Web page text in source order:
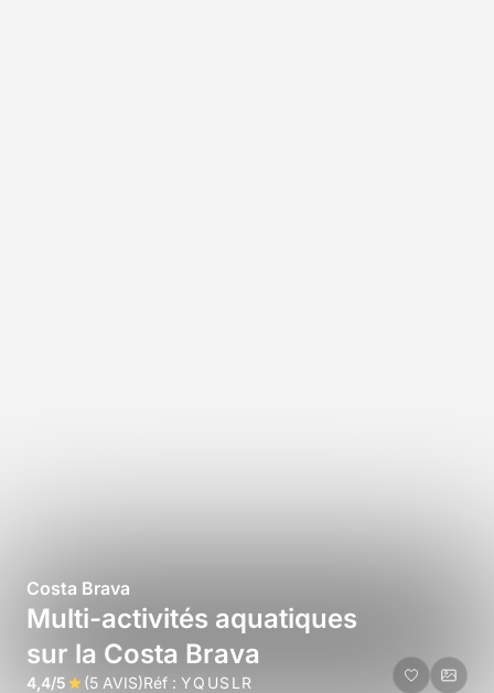
Costa Brava
Multi-activités aquatiques
sur la Costa Brava
4,4/5 (5 AVIS)Réf : YQUSLR